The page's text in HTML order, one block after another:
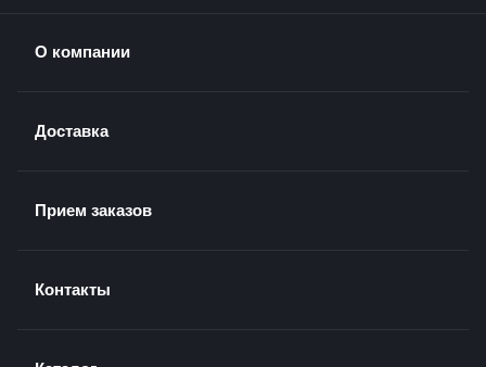
О компании
Доставка
Прием заказов
Контакты